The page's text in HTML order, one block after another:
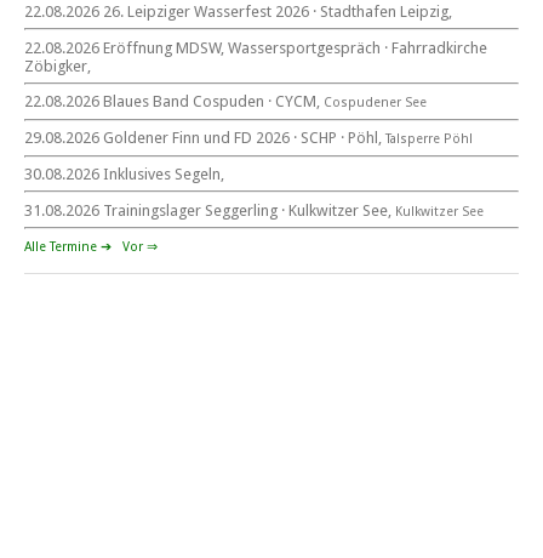
für alle Segler am See
Mitteldeutsche Segelwoche
22. – 30. August 2026 in Sachsen · Thüringen · Sachsen Anhalt
Goldener Finn und FD 2026
29. – 30. August 2026
beim SCHP auf der Talsperre Pöhl
22.08.2026 26. Leipziger Wasserfest 2026 · Stadthafen Leipzig,
22.08.2026 Eröffnung MDSW, Wassersportgespräch · Fahrradkirche
Zöbigker,
22.08.2026 Blaues Band Cospuden · CYCM, Cospudener See
29.08.2026 Goldener Finn und FD 2026 · SCHP · Pöhl, Talsperre Pöhl
30.08.2026 Inklusives Segeln,
31.08.2026 Trainingslager Seggerling · Kulkwitzer See, Kulkwitzer See
Alle Termine ➔ Vor ⇒